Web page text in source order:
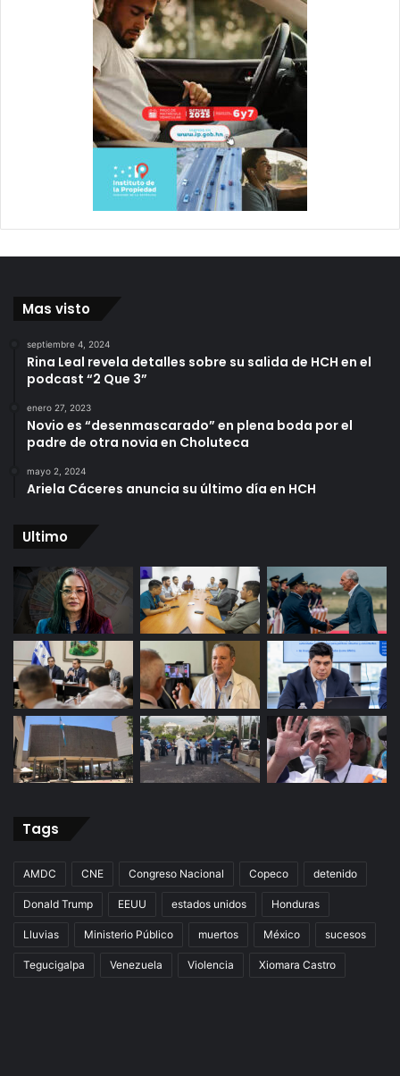
Mas visto
septiembre 4, 2024
Rina Leal revela detalles sobre su salida de HCH en el
podcast “2 Que 3”
enero 27, 2023
Novio es “desenmascarado” en plena boda por el
padre de otra novia en Choluteca
mayo 2, 2024
Ariela Cáceres anuncia su último día en HCH
Ultimo
Tags
AMDC CNE Congreso Nacional Copeco detenido
Donald Trump EEUU estados unidos Honduras
Lluvias Ministerio Público muertos México sucesos
Tegucigalpa Venezuela Violencia Xiomara Castro